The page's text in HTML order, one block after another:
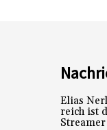
Elias
reich ist